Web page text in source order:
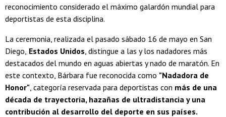
reconocimiento considerado el máximo galardón mundial para
deportistas de esta disciplina.
La ceremonia, realizada el pasado sábado 16 de mayo en San
Diego, Estados Unidos , distingue a las y los nadadores más
destacados del mundo en aguas abiertas y nado de maratón. En
este contexto, Bárbara fue reconocida como "Nadadora de
Honor" , categoría reservada para deportistas con más de una
década de trayectoria, hazañas de ultradistancia y una
contribución al desarrollo del deporte en sus países.